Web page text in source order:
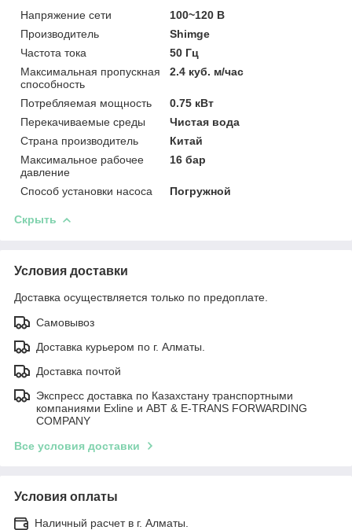
Напряжение сети
100~120 В
Производитель
Shimge
Частота тока
50 Гц
Максимальная пропускная
способность
2.4 куб. м/час
Потребляемая мощность
0.75 кВт
Перекачиваемые среды
Чистая вода
Страна производитель
Китай
Максимальное рабочее
давление
16 бар
Способ установки насоса Погружной
Скрыть
Условия доставки
Доставка осуществляется только по предоплате.
Самовывоз
Доставка курьером по г. Алматы.
Доставка почтой
Экспресс доставка по Казахстану транспортными
компаниями Exline и ABT & E-TRANS FORWARDING
COMPANY
Все условия доставки
Условия оплаты
Наличный расчет в г. Алматы.